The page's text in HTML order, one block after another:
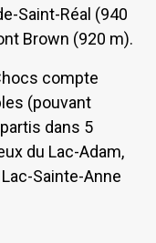
Saint-Réal (940
Brown (920 m).
compte
(pouvant
dans 5
du Lac-Adam,
Sainte-Anne